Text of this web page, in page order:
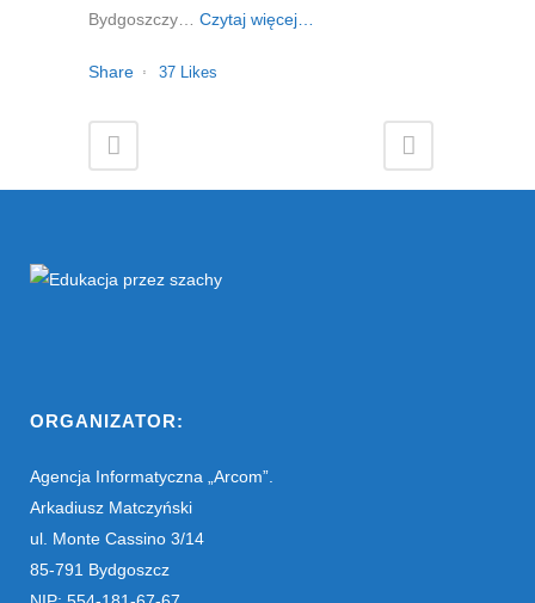
Bydgoszczy… Czytaj więcej…
Share 37 Likes
ORGANIZATOR:
Agencja Informatyczna „Arcom”.
Arkadiusz Matczyński
ul. Monte Cassino 3/14
85-791 Bydgoszcz